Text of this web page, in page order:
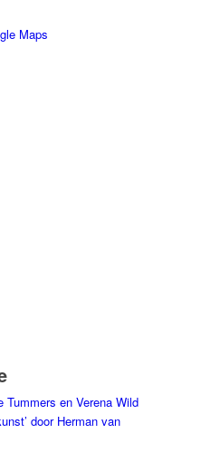
Maps
Tummers en Verena Wild
door Herman van